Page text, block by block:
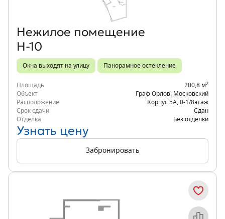
Нежилое помещение
Н-10
Окна выходят на улицу Панорамное остекление
Площадь 200,8 м2
Объект
Граф Орлов. Московский
Расположение
Корпус 5А 0-1/8этаж
Срок сдачи
Сдан
Отделка
Без отделки
Узнать цену
Забронировать